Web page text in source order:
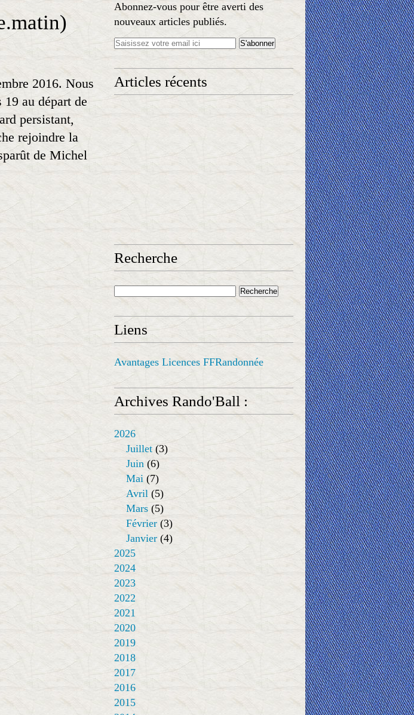
2016. Nous
19 au départ de
persistant,
rejoindre la
de Michel
Abonnez-vous pour être averti des
nouveaux articles publiés.
Articles récents
Recherche
Liens
Avantages Licences FFRandonnée
Archives Rando'Ball :
2026
Juillet (3)
Juin (6)
Mai (7)
Avril (5)
Mars (5)
Février (3)
Janvier (4)
2025
2024
2023
2022
2021
2020
2019
2018
2017
2016
2015